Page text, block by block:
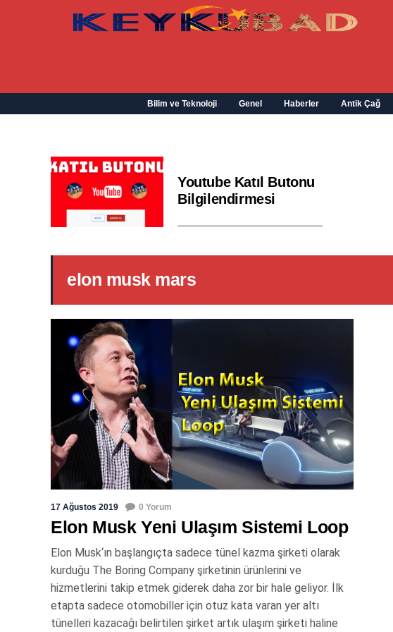
Bilim ve Teknoloji Genel Haberler Antik Çağ
Youtube Katıl Butonu
Bilgilendirmesi
elon musk mars
17 Ağustos 2019 0 Yorum
Elon Musk Yeni Ulaşım Sistemi Loop
Elon Musk‘ın başlangıçta sadece tünel kazma şirketi olarak
kurduğu The Boring Company şirketinin ürünlerini ve
hizmetlerini takip etmek giderek daha zor bir hale geliyor. İlk
etapta sadece otomobiller için otuz kata varan yer altı
tünelleri kazacağı belirtilen şirket artık ulaşım şirketi haline